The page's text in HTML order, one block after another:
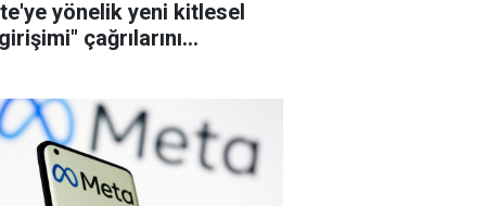
yönelik yeni kitlesel
çağrılarını